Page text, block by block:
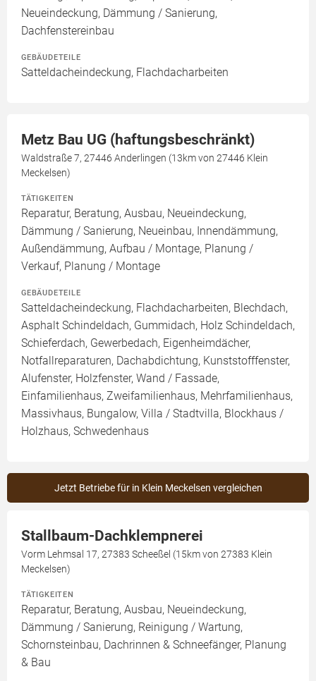
Neueindeckung, Dämmung / Sanierung,
Dachfenstereinbau
GEBÄUDETEILE
Satteldacheindeckung, Flachdacharbeiten
Metz Bau UG (haftungsbeschränkt)
Waldstraße 7, 27446 Anderlingen (13km von 27446 Klein
Meckelsen)
TÄTIGKEITEN
Reparatur, Beratung, Ausbau, Neueindeckung,
Dämmung / Sanierung, Neueinbau, Innendämmung,
Außendämmung, Aufbau / Montage, Planung /
Verkauf, Planung / Montage
GEBÄUDETEILE
Satteldacheindeckung, Flachdacharbeiten, Blechdach,
Asphalt Schindeldach, Gummidach, Holz Schindeldach,
Schieferdach, Gewerbedach, Eigenheimdächer,
Notfallreparaturen, Dachabdichtung, Kunststofffenster,
Alufenster, Holzfenster, Wand / Fassade,
Einfamilienhaus, Zweifamilienhaus, Mehrfamilienhaus,
Massivhaus, Bungalow, Villa / Stadtvilla, Blockhaus /
Holzhaus, Schwedenhaus
Jetzt Betriebe für in Klein Meckelsen vergleichen
Stallbaum-Dachklempnerei
Vorm Lehmsal 17, 27383 Scheeßel (15km von 27383 Klein
Meckelsen)
TÄTIGKEITEN
Reparatur, Beratung, Ausbau, Neueindeckung,
Dämmung / Sanierung, Reinigung / Wartung,
Schornsteinbau, Dachrinnen & Schneefänger, Planung
& Bau